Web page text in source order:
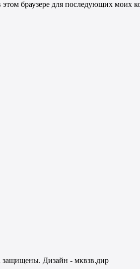
браузере для последующих моих
защищены. Дизайн - мквзв.дир